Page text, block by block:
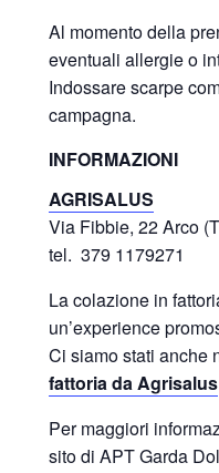
Al momento della
eventuali allergie o
Indossare scarpe
campagna.
INFORMAZIONI
AGRISALUS
Via Fibbie, 22 Arco
tel. 379 1179271
La colazione in
un’experience
Ci siamo stati anche
fattoria da Agrisalus
Per maggiori
sito di APT Garda